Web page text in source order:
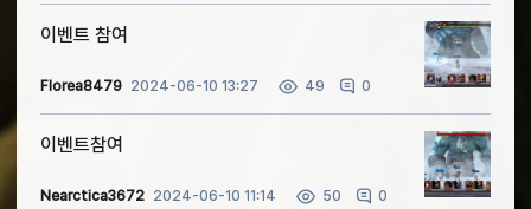
이벤트 참여
Florea8479 2024-06-10 13:27 49 0
이벤트참여
Nearctica3672 2024-06-10 11:14 50 0